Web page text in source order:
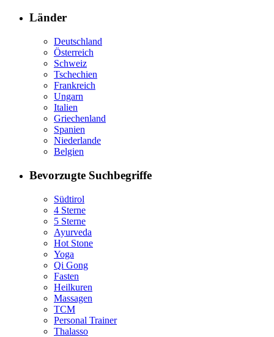
Länder
Deutschland
Österreich
Schweiz
Tschechien
Frankreich
Ungarn
Italien
Griechenland
Spanien
Niederlande
Belgien
Bevorzugte Suchbegriffe
Südtirol
4 Sterne
5 Sterne
Ayurveda
Hot Stone
Yoga
Qi Gong
Fasten
Heilkuren
Massagen
TCM
Personal Trainer
Thalasso